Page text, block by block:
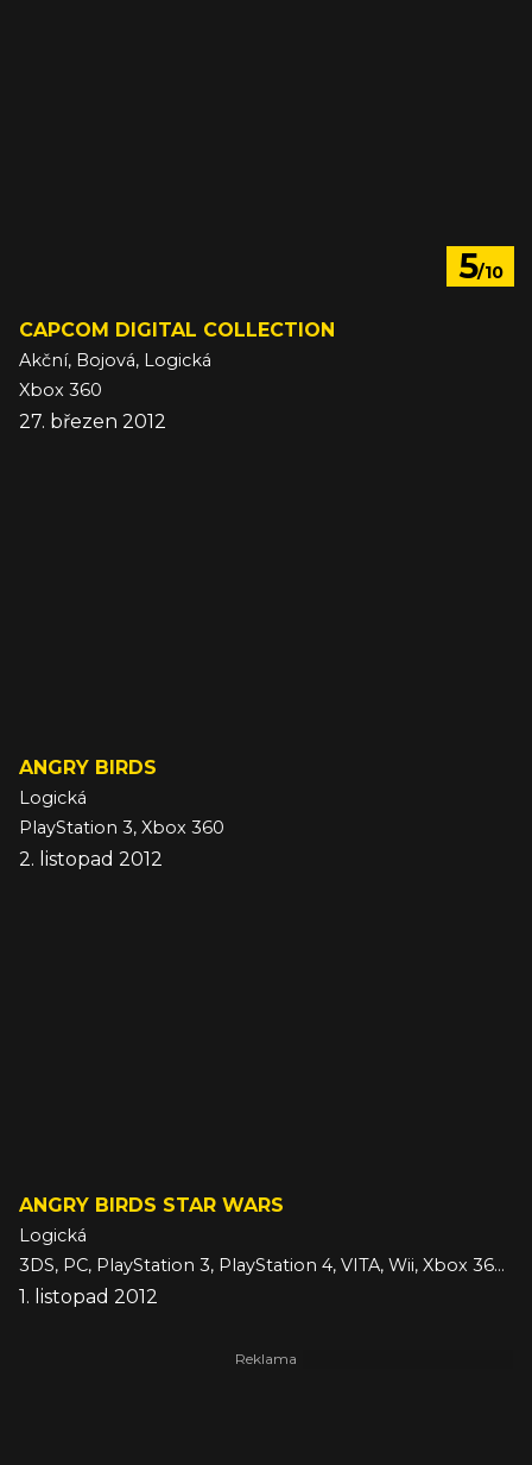
5/10
CAPCOM DIGITAL COLLECTION
Akční, Bojová, Logická
Xbox 360
27. březen 2012
ANGRY BIRDS
Logická
PlayStation 3, Xbox 360
2. listopad 2012
ANGRY BIRDS STAR WARS
Logická
3DS, PC, PlayStation 3, PlayStation 4, VITA, Wii, Xbox 360, Xbox One
1. listopad 2012